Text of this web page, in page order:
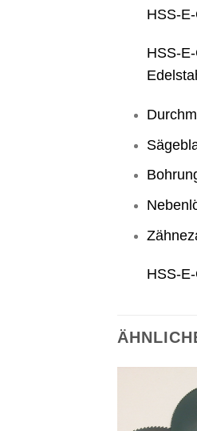
HSS-
HSS-
HSS-